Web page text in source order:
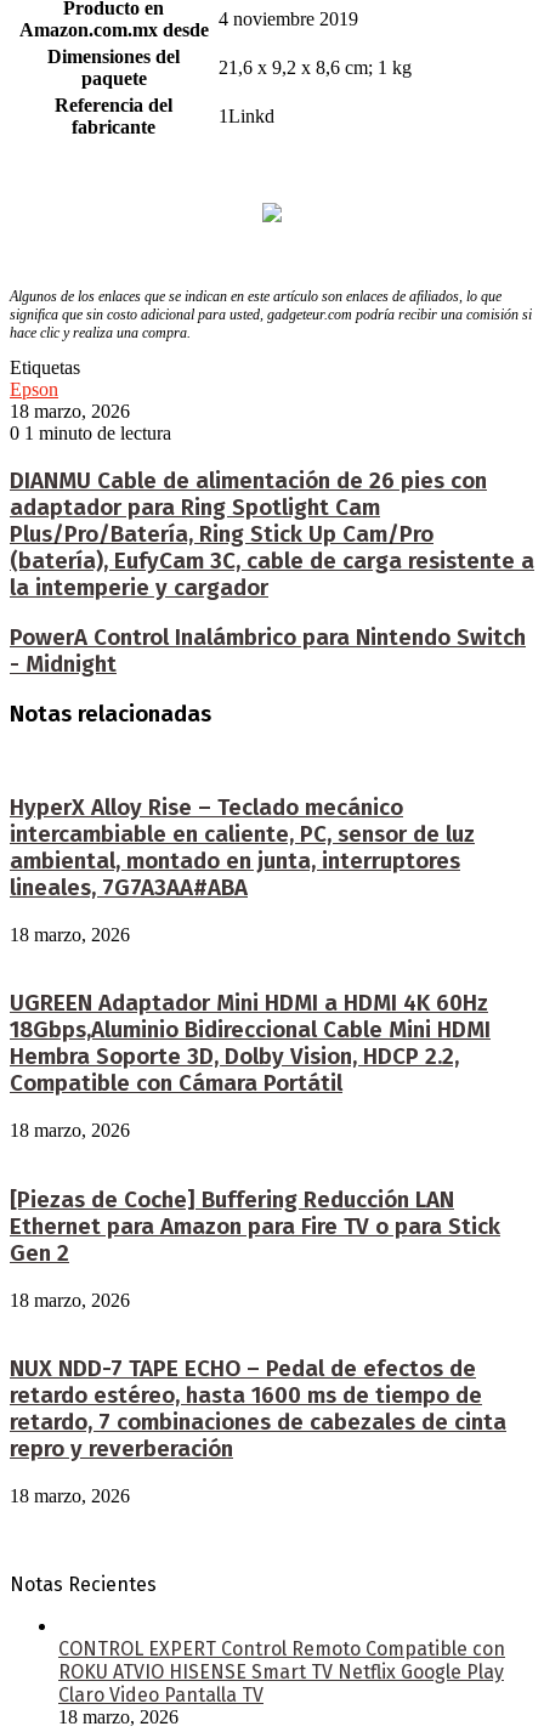
Producto en
Amazon.com.mx desde
4 noviembre 2019
Dimensiones del
paquete
21,6 x 9,2 x 8,6 cm; 1 kg
Referencia del
fabricante
1Linkd
Algunos de los enlaces que se indican en este artículo son enlaces de afiliados, lo que
significa que sin costo adicional para usted, gadgeteur.com podría recibir una comisión si
hace clic y realiza una compra.
Etiquetas
Epson
18 marzo, 2026
0 1 minuto de lectura
DIANMU Cable de alimentación de 26 pies con
adaptador para Ring Spotlight Cam
Plus/Pro/Batería, Ring Stick Up Cam/Pro
(batería), EufyCam 3C, cable de carga resistente a
la intemperie y cargador
PowerA Control Inalámbrico para Nintendo Switch
- Midnight
Notas relacionadas
HyperX Alloy Rise – Teclado mecánico
intercambiable en caliente, PC, sensor de luz
ambiental, montado en junta, interruptores
lineales, 7G7A3AA#ABA
18 marzo, 2026
UGREEN Adaptador Mini HDMI a HDMI 4K 60Hz
18Gbps,Aluminio Bidireccional Cable Mini HDMI
Hembra Soporte 3D, Dolby Vision, HDCP 2.2,
Compatible con Cámara Portátil
18 marzo, 2026
[Piezas de Coche] Buffering Reducción LAN
Ethernet para Amazon para Fire TV o para Stick
Gen 2
18 marzo, 2026
NUX NDD-7 TAPE ECHO – Pedal de efectos de
retardo estéreo, hasta 1600 ms de tiempo de
retardo, 7 combinaciones de cabezales de cinta
repro y reverberación
18 marzo, 2026
Notas Recientes
CONTROL EXPERT Control Remoto Compatible con
ROKU ATVIO HISENSE Smart TV Netflix Google Play
Claro Video Pantalla TV
18 marzo, 2026